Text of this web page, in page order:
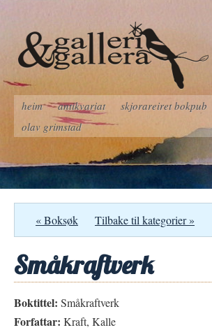
heim antikvariat skjorareiret bokpub
olav grimstad
« Boksøk Tilbake til kategorier »
Småkraftverk
Boktittel: Småkraftverk
Forfattar: Kraft, Kalle